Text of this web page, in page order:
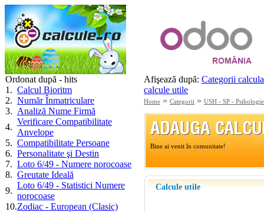
Ordonat după - hits
1 . Calcul Bioritm
2. Număr Înmatriculare
3. Analiză Nume Firmă
4.
Verificare Compatibilitate
Anvelope
5. Compatibilitate Persoane
6. Personalitate şi Destin
7. Loto 6/49 - Numere norocoase
8. Greutate Ideală
9.
Loto 6/49 - Statistici Numere
norocoase
10.Zodiac - European (Clasic)
Afişează după: Categorii
calcule utile
Home » Categorii » USH - SP -